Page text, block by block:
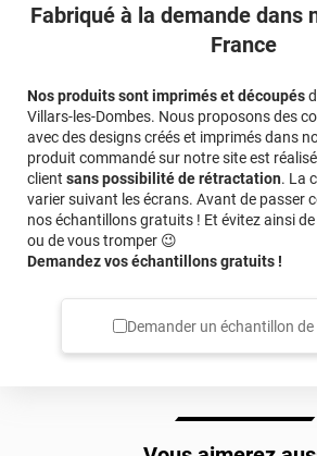
Fabriqué à la demande dans
France
Nos produits sont imprimés et découpés
Villars-les-Dombes. Nous proposons des
avec des designs créés et imprimés dans
produit commandé sur notre site est
client sans possibilité de rétractation. La
varier suivant les écrans. Avant de passer
nos échantillons gratuits ! Et évitez ainsi
ou de vous tromper 😉
Demandez vos échantillons gratuits !
Demander un échantillon de